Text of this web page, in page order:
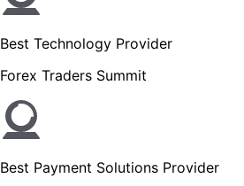
Best Technology Provider
Forex Traders Summit
Best Payment Solutions Provider